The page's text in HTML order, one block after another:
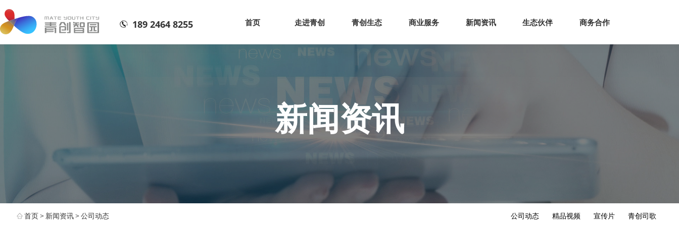
网站首页 走进青创 青创生态 商业服务 新闻资讯 生态伙伴
189 2464 8255 首页 走进青创 青创生态 商业服务 新闻资讯 生态伙伴 商务合作
新闻资讯
首页> 新闻资讯>公司动态 公司动态 精品视频 宣传片 青创司歌